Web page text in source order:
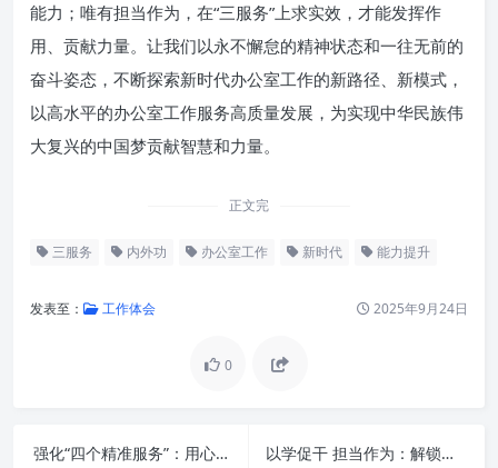
能力；唯有担当作为，在“三服务”上求实效，才能发挥作
用、贡献力量。让我们以永不懈怠的精神状态和一往无前的
奋斗姿态，不断探索新时代办公室工作的新路径、新模式，
以高水平的办公室工作服务高质量发展，为实现中华民族伟
大复兴的中国梦贡献智慧和力量。
正文完
三服务 内外功 办公室工作 新时代 能力提升
发表至： 工作体会 2025年9月24日
0
强化“四个精准服务”：用心用情，擘画新时代老干部工作新篇章
以学促干 担当作为：解锁个人与组织持续发展的原动力